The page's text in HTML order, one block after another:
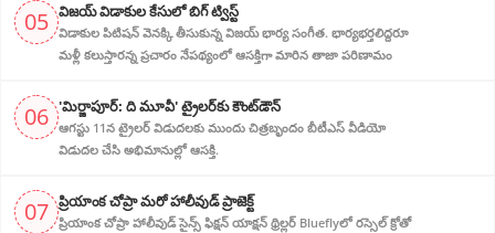
05 విజ‌య్ విడాకుల కేసులో బిగ్ ట్విస్ట్‌
విడాకుల‌ పిటిషన్ వెన‌క్కి తీసుకున్న విజ‌య్ భార్య‌ సంగీత. భార్య‌భ‌ర్త‌లిద్ద‌రూ
మళ్లీ కలుస్తారన్న ప్రచారం నేపథ్యంలో ఆస‌క్తిగా మారిన తాజా పరిణామం
06 'మిర్జాపూర్: ది మూవీ' ట్రైలర్‌కు కౌంట్‌డౌన్
ఆగస్టు 11న ట్రైలర్ విడుదలకు ముందు చిత్రబృందం బీటీఎస్ వీడియో
విడుదల చేసి అభిమానుల్లో ఆసక్తి.
07 ప్రియాంక చోప్రా మరో హాలీవుడ్ ప్రాజెక్ట్
ప్రియాంక చోప్రా హాలీవుడ్ సైన్స్ ఫిక్షన్ యాక్షన్ థ్రిల్లర్ Blueflyలో రస్సెల్ క్రోతో